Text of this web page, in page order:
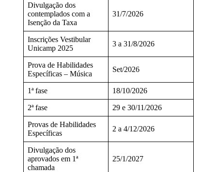
Divulgação dos
contemplados com a
Isenção da Taxa
31/7/2026
Inscrições Vestibular
Unicamp 2025
3 a 31/8/2026
Prova de Habilidades
Específicas – Música
Set/2026
1ª fase 18/10/2026
2ª fase 29 e 30/11/2026
Provas de Habilidades
Específicas
2 a 4/12/2026
Divulgação dos
aprovados em 1ª
chamada
25/1/2027